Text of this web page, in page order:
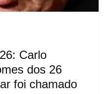
Carlo
dos 26
foi chamado